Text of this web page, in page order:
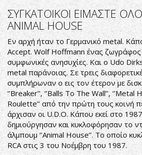
ΣΥΓΚΑΤΟΙΚΟΙ ΕΙΜΑΣΤΕ
ANIMAL HOUSE
Εν αρχή ήταν το Γερμανικό metal.
Accept. Wolf Hoffmann ένας ζωγράφος
συμφωνικές ανησυχίες. Και ο Udo
metal παράνοιας. Σε τρεις
συμπλήρωναν ο εις τον έτερον με
‘’Breaker’’, ‘’Balls To The Wall’’, ‘’Metal
Roulette’’ από την πρώτη τους κοινή
άρχισαν οι U.D.O. Κάπου εκεί στο
δημιούργησαν και κυκλοφόρησαν το
άλμπουμ ‘’Animal House’’. Το οποίο
RCA στις 3 του Νοέμβρη του 1987.